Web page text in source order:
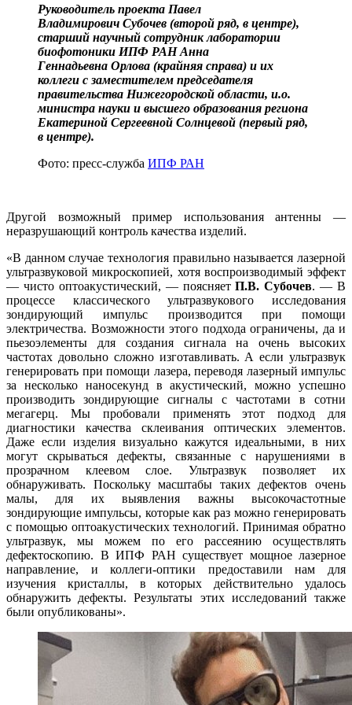
Руководитель проекта Павел
Владимирович Субочев (второй ряд, в центре),
старший научный сотрудник лаборатории
биофотоники ИПФ РАН Анна
Геннадьевна Орлова (крайняя справа) и их
коллеги с заместителем председателя
правительства Нижегородской области, и.о.
министра науки и высшего образования региона
Екатериной Сергеевной Солнцевой (первый ряд,
в центре).
Фото: пресс-служба ИПФ РАН
Другой возможный пример использования антенны —
неразрушающий контроль качества изделий.
«В данном случае технология правильно называется лазерной
ультразвуковой микроскопией, хотя воспроизводимый эффект
— чисто оптоакустический, — поясняетП.В. Субочев. — В
процессе классического ультразвукового исследования
зондирующий импульс производится при помощи
электричества. Возможности этого подхода ограничены, да и
пьезоэлементы для создания сигнала на очень высоких
частотах довольно сложно изготавливать. А если ультразвук
генерировать при помощи лазера, переводя лазерный импульс
за несколько наносекунд в акустический, можно успешно
производить зондирующие сигналы с частотами в сотни
мегагерц. Мы пробовали применять этот подход для
диагностики качества склеивания оптических элементов.
Даже если изделия визуально кажутся идеальными, в них
могут скрываться дефекты, связанные с нарушениями в
прозрачном клеевом слое. Ультразвук позволяет их
обнаруживать. Поскольку масштабы таких дефектов очень
малы, для их выявления важны высокочастотные
зондирующие импульсы, которые как раз можно генерировать
с помощью оптоакустических технологий. Принимая обратно
ультразвук, мы можем по его рассеянию осуществлять
дефектоскопию. В ИПФ РАН существует мощное лазерное
направление, и коллеги-оптики предоставили нам для
изучения кристаллы, в которых действительно удалось
обнаружить дефекты. Результаты этих исследований также
были опубликованы».